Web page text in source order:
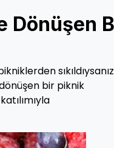
Dönüşen
bir piknik